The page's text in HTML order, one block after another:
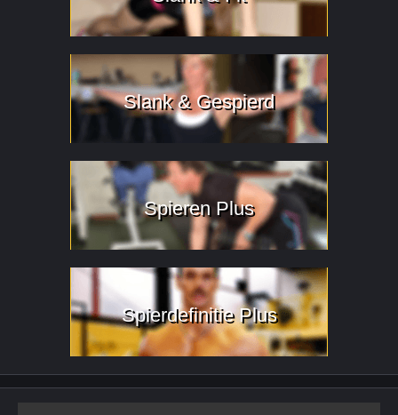
Slank & Gespierd
Spieren Plus
Spierdefinitie Plus